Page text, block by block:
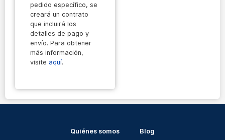
pedido específico, se
creará un contrato
que incluirá los
detalles de pago y
envío. Para obtener
más información,
visite aquí.
Quiénes somos Blog